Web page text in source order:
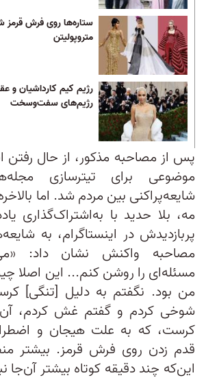
ستاره‌ها روی فرش
متروپولیتن
رژیم کیم کارداشیان و
رژیم‌های سفت‌وسخت
موضوعی برای تیترسازی
مه، بلا حدید با به‌اشتراک‌گذاری
پربازدیدش در اینستاگرام، به
مصاحبه واکنش نشان داد:
مسئله‌ای را روشن کنم... این اصلا
من بود. نگفتم به‌ دلیل [تنگی]
شوخی کردم و گفتم غش کردم،
کرست، که به علت هیجان و
قدم زدن روی فرش قرمز. بیشتر
این‌که چند دقیقه کوتاه بیشتر